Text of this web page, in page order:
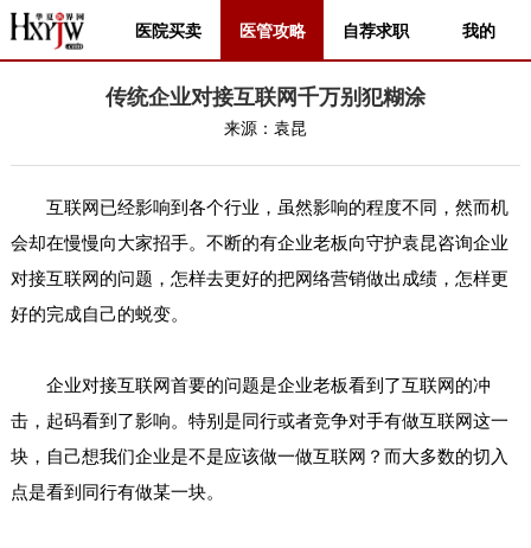
医院买卖 医管攻略 自荐求职 我的
传统企业对接互联网千万别犯糊涂
来源： 袁昆
互联网已经影响到各个行业，虽然影响的程度不同，然而机
会却在慢慢向大家招手。不断的有企业老板向守护袁昆咨询企业
对接互联网的问题，怎样去更好的把网络营销做出成绩，怎样更
好的完成自己的蜕变。
企业对接互联网首要的问题是企业老板看到了互联网的冲
击，起码看到了影响。特别是同行或者竞争对手有做互联网这一
块，自己想我们企业是不是应该做一做互联网？而大多数的切入
点是看到同行有做某一块。